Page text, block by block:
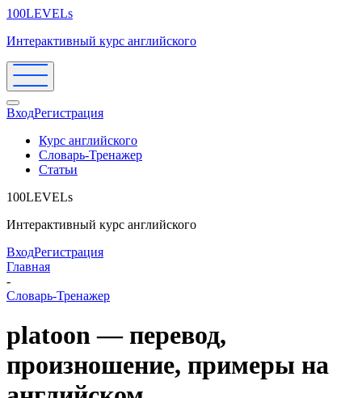
100LEVELs
Интерактивный курс английского
ВходРегистрация
Курс английского
Словарь-Тренажер
Статьи
100LEVELs
Интерактивный курс английского
ВходРегистрация
Главная
-
Словарь-Тренажер
platoon — перевод,
произношение, примеры на